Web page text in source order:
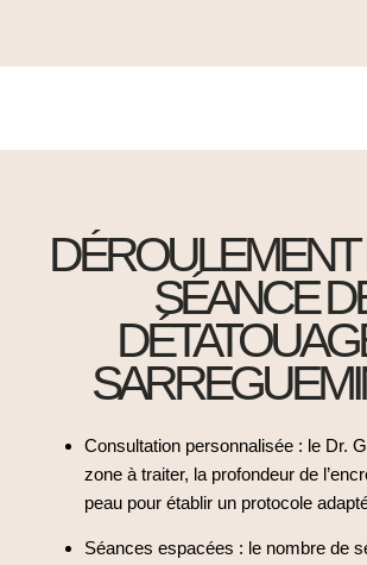
DÉROULEMENT
SÉANCE
Consultation personnalisée : le Dr.
zone à traiter, la profondeur de
peau pour établir un protocole
Séances espacées : le nombre de